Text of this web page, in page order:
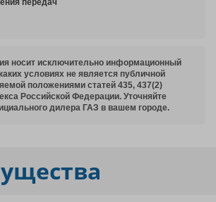
носит исключительно информационный
условиях не является публичной
положениями статей 435, 437(2)
Российской Федерации. Уточняйте
дилера ГАЗ в вашем городе.